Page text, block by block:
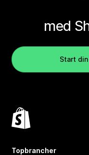
med
Start
Topbrancher